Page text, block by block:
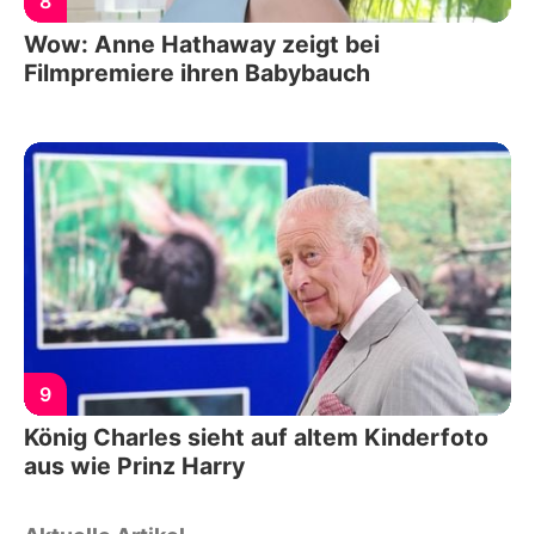
Wow: Anne Hathaway zeigt bei
Filmpremiere ihren Babybauch
9
König Charles sieht auf altem Kinderfoto
aus wie Prinz Harry